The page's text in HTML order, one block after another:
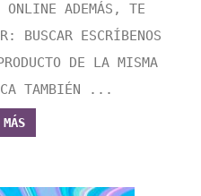
ONLINE ADEMÁS, TE
BUSCAR ESCRÍBENOS
DE LA MISMA
TAMBIÉN ...